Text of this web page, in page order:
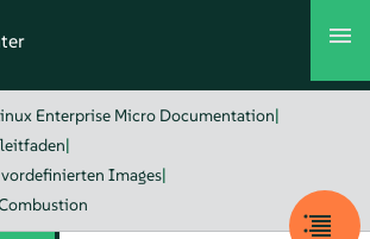
Enterprise Micro Documentation|
|
Images|